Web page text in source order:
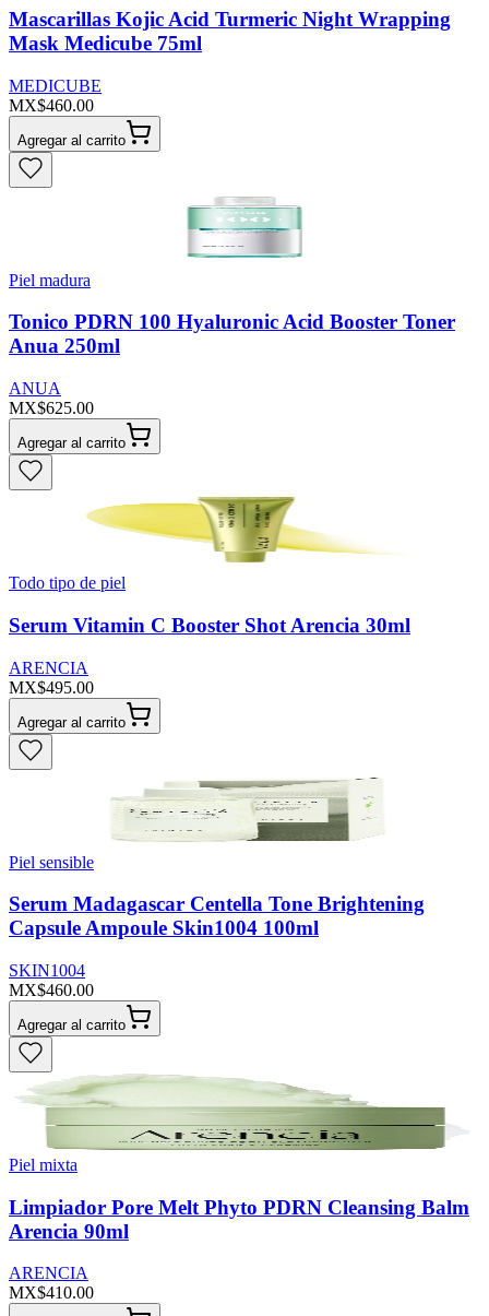
Mascarillas Kojic Acid Turmeric Night Wrapping
Mask Medicube 75ml
MEDICUBE
MX$460.00
Agregar al carrito
Piel madura
Tonico PDRN 100 Hyaluronic Acid Booster Toner
Anua 250ml
ANUA
MX$625.00
Agregar al carrito
Todo tipo de piel
Serum Vitamin C Booster Shot Arencia 30ml
ARENCIA
MX$495.00
Agregar al carrito
Piel sensible
Serum Madagascar Centella Tone Brightening
Capsule Ampoule Skin1004 100ml
SKIN1004
MX$460.00
Agregar al carrito
Piel mixta
Limpiador Pore Melt Phyto PDRN Cleansing Balm
Arencia 90ml
ARENCIA
MX$410.00